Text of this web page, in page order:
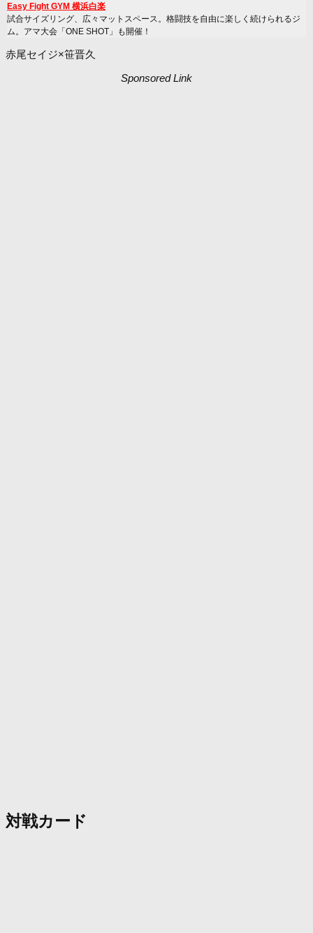
Easy Fight GYM 横浜白楽
試合サイズリング、広々マットスペース。格闘技を自由に楽しく続けられるジ
ム。アマ大会「ONE SHOT」も開催！
赤尾セイジ×笹晋久
Sponsored Link
対戦カード